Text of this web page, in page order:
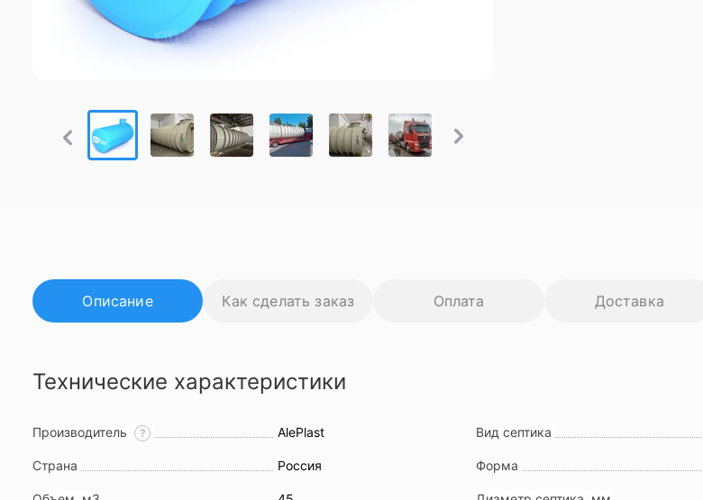
Описание Как сделать заказ Оплата Доставка
Технические характеристики
Производитель ? AlePlast
Страна Россия
Вид септика
Форма